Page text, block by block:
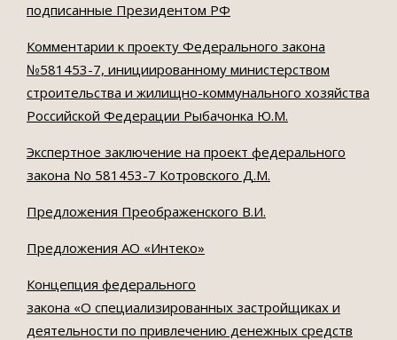
подписанные Президентом РФ
Комментарии к проекту Федерального закона
№581453-7, инициированному министерством
строительства и жилищно-коммунального хозяйства
Российской Федерации Рыбачонка Ю.М.
Экспертное заключение на проект федерального
закона No 581453-7 Котровского Д.М.
Предложения Преображенского В.И.
Предложения АО «Интеко»
Концепция федерального
закона «О специализированных застройщиках и
деятельности по привлечению денежных средств